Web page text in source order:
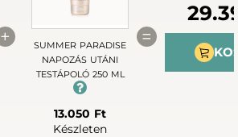
+
SUMMER PARADISE
NAPOZÁS UTÁNI
TESTÁPOLÓ 250 ML
13.050 Ft
Készleten
=